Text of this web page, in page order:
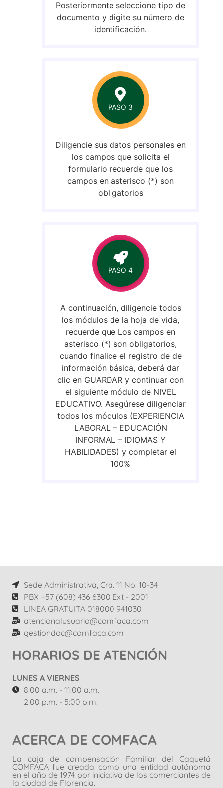
Posteriormente seleccione tipo de
documento y digite su número de
identificación.
PASO 3
Diligencie sus datos personales en
los campos que solicita el
formulario recuerde que los
campos en asterisco (*) son
obligatorios
PASO 4
A continuación, diligencie todos
los módulos de la hoja de vida,
recuerde que Los campos en
asterisco (*) son obligatorios,
cuando finalice el registro de de
información básica, deberá dar
clic en GUARDAR y continuar con
el siguiente módulo de NIVEL
EDUCATIVO. Asegúrese diligenciar
todos los módulos (EXPERIENCIA
LABORAL – EDUCACIÓN
INFORMAL – IDIOMAS Y
HABILIDADES) y completar el
100%
Sede Administrativa, Cra. 11 No. 10-34
PBX +57 (608) 436 6300 Ext - 2001
LINEA GRATUITA 018000 941030
atencionalusuario@comfaca.com
gestiondoc@comfaca.com
HORARIOS DE ATENCIÓN
LUNES A VIERNES
8:00 a.m. - 11:00 a.m.
2:00 p.m. - 5:00 p.m.
ACERCA DE COMFACA
La caja de compensación Familiar del Caquetá
COMFACA fue creada como una entidad autónoma
en el año de 1974 por iniciativa de los comerciantes de
la ciudad de Florencia.